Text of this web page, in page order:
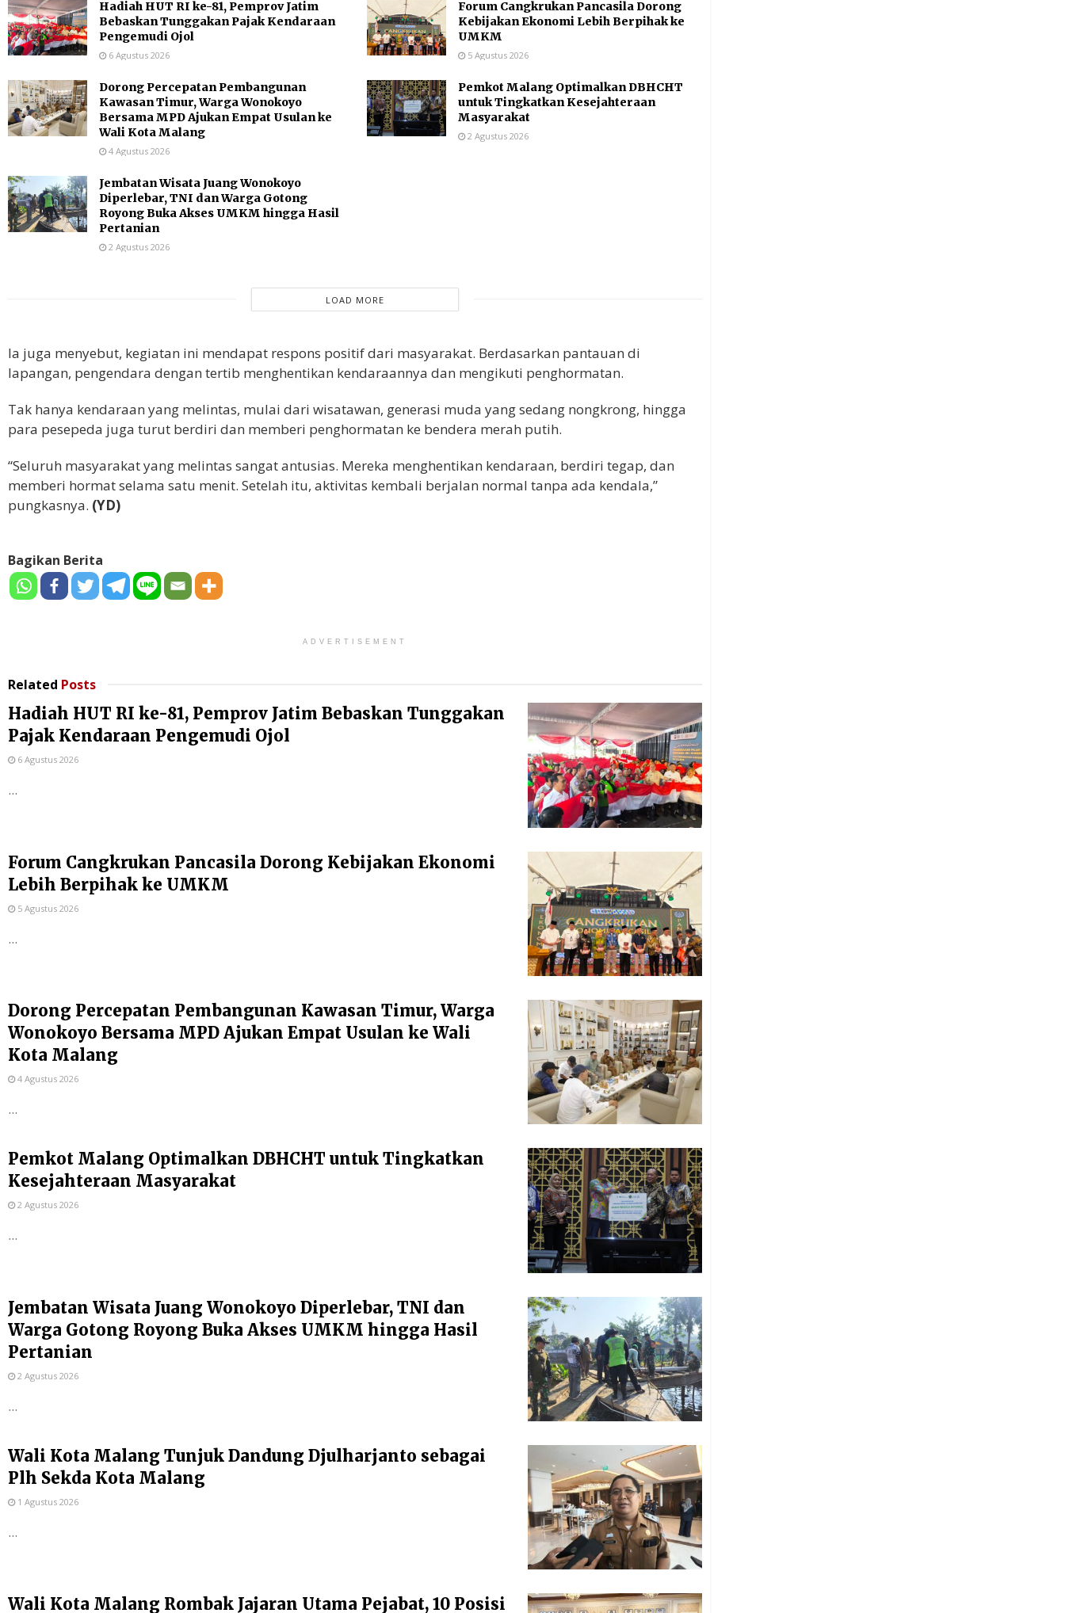
Hadiah HUT RI ke-81, Pemprov Jatim
Bebaskan Tunggakan Pajak Kendaraan
Pengemudi Ojol
6 Agustus 2026
Forum Cangkrukan Pancasila Dorong
Kebijakan Ekonomi Lebih Berpihak ke
UMKM
5 Agustus 2026
Dorong Percepatan Pembangunan
Kawasan Timur, Warga Wonokoyo
Bersama MPD Ajukan Empat Usulan ke
Wali Kota Malang
4 Agustus 2026
Pemkot Malang Optimalkan DBHCHT
untuk Tingkatkan Kesejahteraan
Masyarakat
2 Agustus 2026
Jembatan Wisata Juang Wonokoyo
Diperlebar, TNI dan Warga Gotong
Royong Buka Akses UMKM hingga Hasil
Pertanian
2 Agustus 2026
LOAD MORE
Ia juga menyebut, kegiatan ini mendapat respons positif dari masyarakat. Berdasarkan pantauan di
lapangan, pengendara dengan tertib menghentikan kendaraannya dan mengikuti penghormatan.
Tak hanya kendaraan yang melintas, mulai dari wisatawan, generasi muda yang sedang nongkrong, hingga
para pesepeda juga turut berdiri dan memberi penghormatan ke bendera merah putih.
“Seluruh masyarakat yang melintas sangat antusias. Mereka menghentikan kendaraan, berdiri tegap, dan
memberi hormat selama satu menit. Setelah itu, aktivitas kembali berjalan normal tanpa ada kendala,”
pungkasnya. (YD)
Bagikan Berita
ADVERTISEMENT
Related Posts
Hadiah HUT RI ke-81, Pemprov Jatim Bebaskan Tunggakan
Pajak Kendaraan Pengemudi Ojol
6 Agustus 2026
...
Forum Cangkrukan Pancasila Dorong Kebijakan Ekonomi
Lebih Berpihak ke UMKM
5 Agustus 2026
...
Dorong Percepatan Pembangunan Kawasan Timur, Warga
Wonokoyo Bersama MPD Ajukan Empat Usulan ke Wali
Kota Malang
4 Agustus 2026
...
Pemkot Malang Optimalkan DBHCHT untuk Tingkatkan
Kesejahteraan Masyarakat
2 Agustus 2026
...
Jembatan Wisata Juang Wonokoyo Diperlebar, TNI dan
Warga Gotong Royong Buka Akses UMKM hingga Hasil
Pertanian
2 Agustus 2026
...
Wali Kota Malang Tunjuk Dandung Djulharjanto sebagai
Plh Sekda Kota Malang
1 Agustus 2026
...
Wali Kota Malang Rombak Jajaran Utama Pejabat, 10 Posisi